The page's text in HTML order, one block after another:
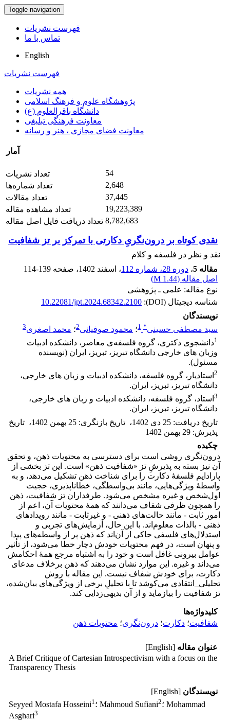
Toggle navigation
فهرست نشریات
تماس با ما
English
فهرست نشریات
همه نشریات
پژوهشگاه علوم و فرهنگ اسلامی
دانشگاه باقرالعلوم (ع)
معاونت فرهنگی تبلیغی
معاونت فضای مجازی ، هنر و رسانه
آمار
تعداد نشریات
54
تعداد شماره‌ها
2,648
تعداد مقالات
37,445
تعداد مشاهده مقاله
19,223,389
تعداد دریافت فایل اصل مقاله 8,782,683
نقدی کوتاه بر درون‌نگریِ دکارتی با تمرکز بر تز شفافیت
نقد و نظر در فلسفه و کلام
مقاله 5
، دوره 28، شماره 112 ، اسفند 1402 ، صفحه 114-139
اصل مقاله (1.44 M
)
نوع مقاله: علمی ـ پژوهشی
شناسه دیجیتال (DOI):
10.22081/jpt.2024.68342.2100
نویسندگان
سید مصطفی حسینی*
1؛ محمود صوفیانی2؛ محمد اصغری3
1دانشجوی دکتری، گروه فلسفه‌ی معاصر، دانشکده ادبیات
وزبان های خارجی دانشگاه تبریز، تبریز، ایران (نویسنده
مسئول).
2 استادیار، گروه فلسفه، دانشکده ادبیات و زبان های خارجی،
دانشگاه تبریز، تبریز، ایران.
3 استاد، گروه فلسفه، دانشکده ادبیات و زبان های خارجی،
دانشگاه تبریز، تبریز، ایران.
تاریخ دریافت: 25 دی 1402 ، تاریخ بازنگری: 25 بهمن 1402 ، تاریخ
پذیرش: 29 بهمن 1402
چکیده
درون‌نگری روشی است برای دسترسی به محتویات ذهن، و تحقق
آن نیز بسته به پذیرشِ تز «شفافیت ذهن» است. این تز بخشی از
پارادایم فلسفهٔ دکارت را برای شناخت ذهن تشکیل می‌دهد، و به
واسطهٔ ویژگی‌هایی، مانند بی‌واسطگی، خطاناپذیری، حجیت
اول‌شخص و غیره مشخص می‌شود. طرفداران تز شفافیت، ذهن
را همچون ظرفی شفاف می‌دانند که همهٔ محتویات آن، اعم از
امور ثابت - مانند حالت‌های ذهنی - و غیرثابت - مانند رویدادهای
ذهنی - بالذات معلوم‌اند. با این حال، آزمایش‌های تجربی و
استدلال‌های فلسفی حاکی از آن‌اند که ذهن پر از واسطه‌های پیدا
و پنهان است، در فهم محتویات خودش دچار خطا می‌شود، از تأثیر
عوامل بیرونی غافل است و خود را به اشتباه مرجع همهٔ احکامش
می‌داند و غیره. این موارد نشان می‌دهند که ذهن برخلاف مدعای
دکارت، برای خودش شفاف نیست. این مقاله با روش
تحلیلی_انتقادی می‌کوشد تا با تحلیلِ برخی از ویژگی‌های بیان‌شده،
تز شفافیت را بیازماید و از آن بدیهی‌زدایی کند.
کلیدواژه‌ها
شفافیت؛ دکارت؛ درون‌نگری؛ محتویات ذهن
عنوان مقاله [English]
A Brief Critique of Cartesian Introspectivism with a focus on the
Transparency Thesis
نویسندگان [English]
Seyyed Mostafa Hosseini1 ؛ Mahmoud Sufiani2؛ Mohammad
Asghari3